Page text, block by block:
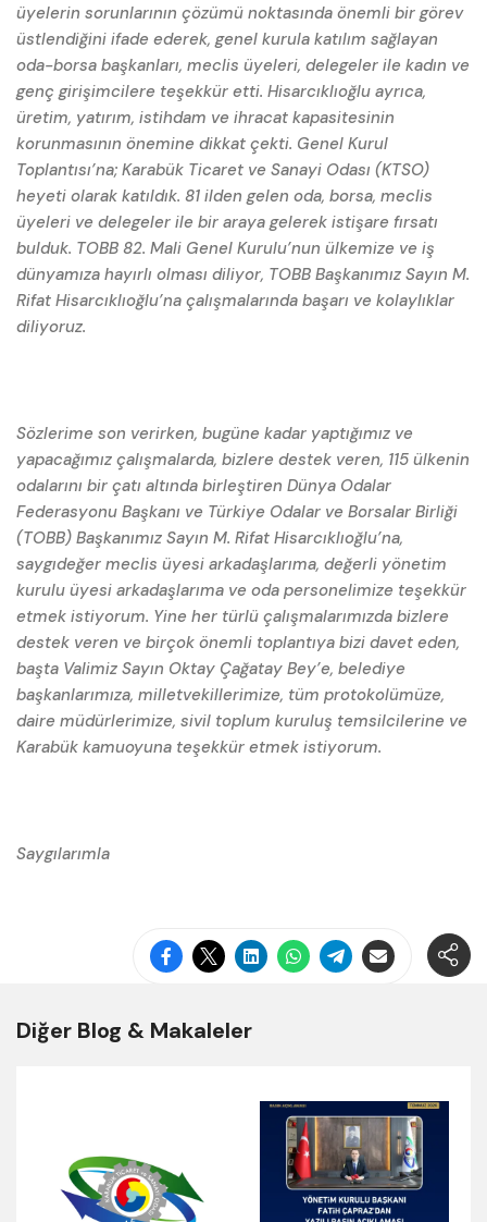
üyelerin sorunlarının çözümü noktasında önemli bir görev
üstlendiğini ifade ederek, genel kurula katılım sağlayan
oda-borsa başkanları, meclis üyeleri, delegeler ile kadın ve
genç girişimcilere teşekkür etti. Hisarcıklıoğlu ayrıca,
üretim, yatırım, istihdam ve ihracat kapasitesinin
korunmasının önemine dikkat çekti. Genel Kurul
Toplantısı’na; Karabük Ticaret ve Sanayi Odası (KTSO)
heyeti olarak katıldık. 81 ilden gelen oda, borsa, meclis
üyeleri ve delegeler ile bir araya gelerek istişare fırsatı
bulduk. TOBB 82. Mali Genel Kurulu’nun ülkemize ve iş
dünyamıza hayırlı olması diliyor, TOBB Başkanımız Sayın M.
Rifat Hisarcıklıoğlu’na çalışmalarında başarı ve kolaylıklar
diliyoruz.
Sözlerime son verirken, bugüne kadar yaptığımız ve
yapacağımız çalışmalarda, bizlere destek veren, 115 ülkenin
odalarını bir çatı altında birleştiren Dünya Odalar
Federasyonu Başkanı ve Türkiye Odalar ve Borsalar Birliği
(TOBB) Başkanımız Sayın M. Rifat Hisarcıklıoğlu’na,
saygıdeğer meclis üyesi arkadaşlarıma, değerli yönetim
kurulu üyesi arkadaşlarıma ve oda personelimize teşekkür
etmek istiyorum. Yine her türlü çalışmalarımızda bizlere
destek veren ve birçok önemli toplantıya bizi davet eden,
başta Valimiz Sayın Oktay Çağatay Bey’e, belediye
başkanlarımıza, milletvekillerimize, tüm protokolümüze,
daire müdürlerimize, sivil toplum kuruluş temsilcilerine ve
Karabük kamuoyuna teşekkür etmek istiyorum.
Saygılarımla
Diğer Blog & Makaleler